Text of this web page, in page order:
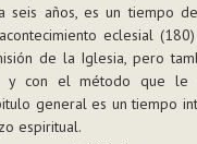
seis años, es un tiempo
eclesial
de la Iglesia, pero
y con el método que
general es un tiempo
espiritual.